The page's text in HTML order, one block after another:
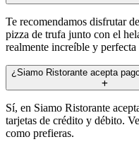
Te recomendamos disfrutar
pizza de trufa junto con el
realmente increíble y perfecta
¿Siamo Ristorante acepta
Sí, en Siamo Ristorante
tarjetas de crédito y débito.
como prefieras.